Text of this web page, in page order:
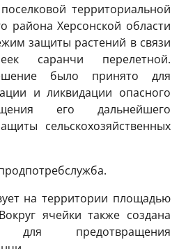
территориальной
района Херсонской области
защиты растений в связи
саранчи перелетной.
было принято для
и ликвидации опасного
его дальнейшего
сельскохозяйственных
на территории площадью
ячейки также создана
предотвращения